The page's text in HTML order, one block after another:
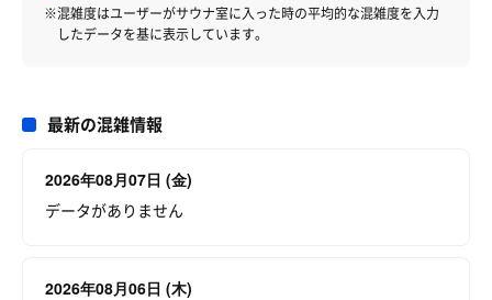
※混雑度はユーザーがサウナ室に入った時の平均的な混雑度を入力
したデータを基に表示しています。
最新の混雑情報
2026年08月07日 (金)
データがありません
2026年08月06日 (木)